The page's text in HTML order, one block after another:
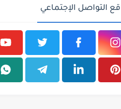
التواصل الإجتماعي